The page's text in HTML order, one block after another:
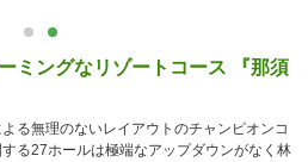
ミングなリゾートコース 『那須
る無理のないレイアウトのチャンピオンコ
る27ホールは極端なアップダウンがなく林